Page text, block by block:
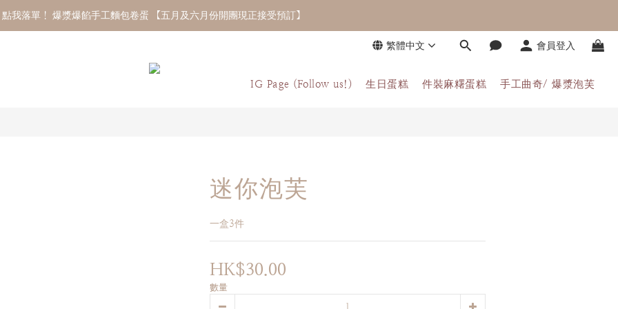
點我落單！ 爆漿爆餡手工麵包卷蛋 【五月及六月份開團現正接受預訂】
繁體中文 會員登入
IG Page (Follow us!) 生日蛋糕 件裝麻糬蛋糕 手工曲奇/ 爆漿泡芙
迷你泡芙
一盒3件
HK$30.00
數量